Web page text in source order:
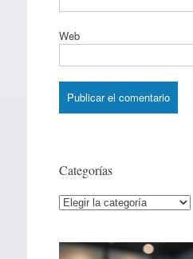
Web
Categorías
Categorías